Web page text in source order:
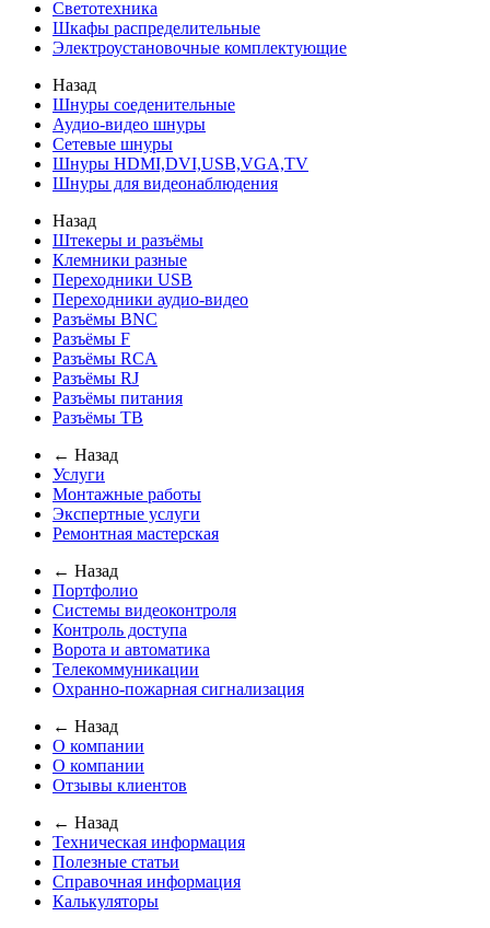
Светотехника
Шкафы распределительные
Электроустановочные комплектующие
Назад
Шнуры соеденительные
Аудио-видео шнуры
Сетевые шнуры
Шнуры HDMI,DVI,USB,VGA,TV
Шнуры для видеонаблюдения
Назад
Штекеры и разъёмы
Клемники разные
Переходники USB
Переходники аудио-видео
Разъёмы BNC
Разъёмы F
Разъёмы RCA
Разъёмы RJ
Разъёмы питания
Разъёмы ТВ
← Назад
Услуги
Монтажные работы
Экспертные услуги
Ремонтная мастерская
← Назад
Портфолио
Системы видеоконтроля
Контроль доступа
Ворота и автоматика
Телекоммуникации
Охранно-пожарная сигнализация
← Назад
О компании
О компании
Отзывы клиентов
← Назад
Техническая информация
Полезные статьи
Справочная информация
Калькуляторы